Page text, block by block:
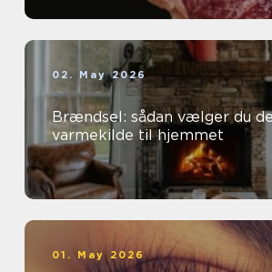
02. May 2026
Brændsel: sådan vælger du
varmekilde til hjemmet
01. May 2026